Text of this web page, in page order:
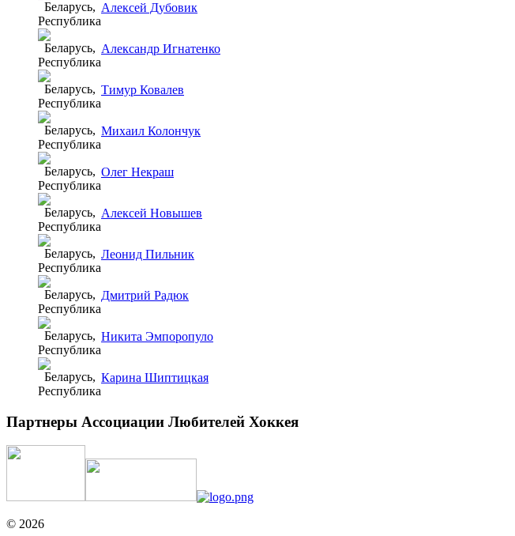
Алексей Дубовик
Александр Игнатенко
Тимур Ковалев
Михаил Колончук
Олег Некраш
Алексей Новышев
Леонид Пильник
Дмитрий Радюк
Никита Эмпоропуло
Карина Шиптицкая
Партнеры Ассоциации Любителей Хоккея
© 2026